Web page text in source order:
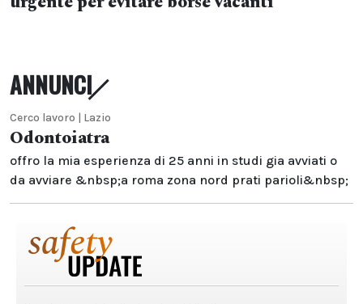
ANNUNCI
Cerco lavoro | Lazio
Odontoiatra
offro la mia esperienza di 25 anni in studi gia avviati o
da avviare &nbsp;a roma zona nord prati parioli&nbsp;